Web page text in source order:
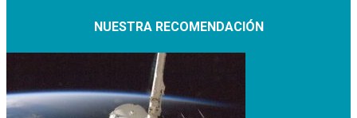
NUESTRA RECOMENDACIÓN